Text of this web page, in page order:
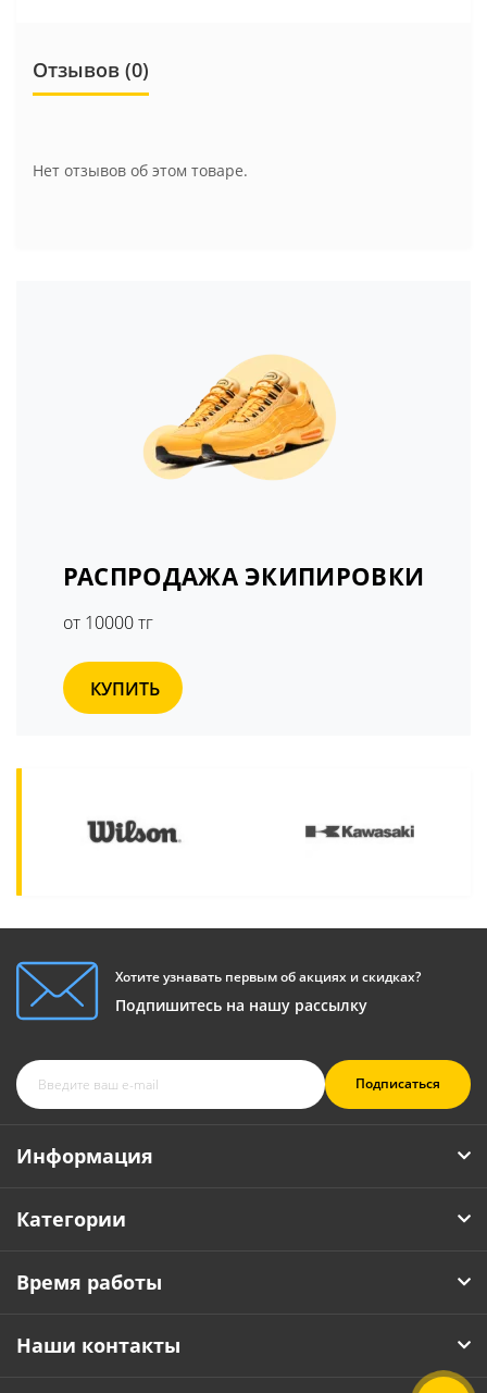
Отзывов (0)
Нет отзывов об этом товаре.
РАСПРОДАЖА ЭКИПИРОВКИ
от 10000 тг
КУПИТЬ
Хотите узнавать первым об акциях и скидках?
Подпишитесь на нашу рассылку
Подписаться
Информация
Категории
Время работы
Наши контакты